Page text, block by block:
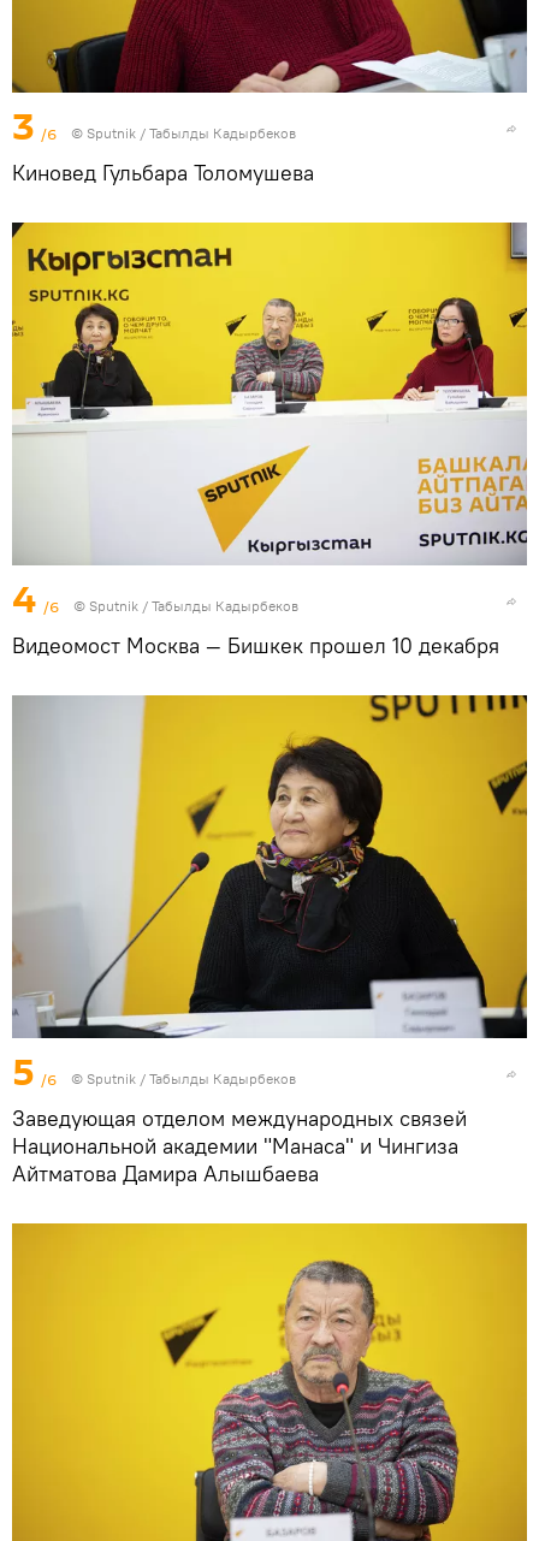
3 /6 © Sputnik / Табылды Кадырбеков
Киновед Гульбара Толомушева
4 /6 © Sputnik / Табылды Кадырбеков
Видеомост Москва — Бишкек прошел 10 декабря
5 /6 © Sputnik / Табылды Кадырбеков
Заведующая отделом международных связей
Национальной академии "Манаса" и Чингиза
Айтматова Дамира Алышбаева